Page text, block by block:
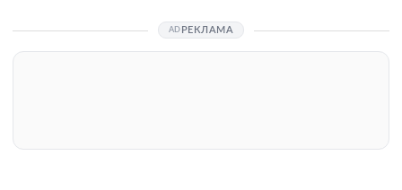
РЕКЛАМА